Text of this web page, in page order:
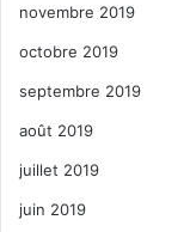
novembre 2019
octobre 2019
septembre 2019
août 2019
juillet 2019
juin 2019